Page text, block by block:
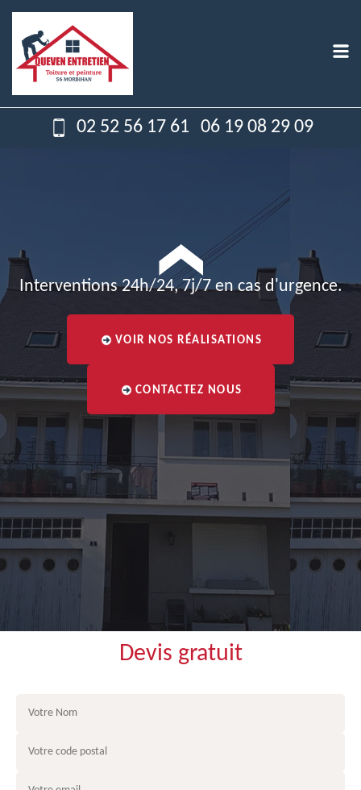
02 52 56 17 61 06 19 08 29 09
Interventions 24h/24, 7j/7 en cas d'urgence.
VOIR NOS RÉALISATIONS
CONTACTEZ NOUS
Devis gratuit